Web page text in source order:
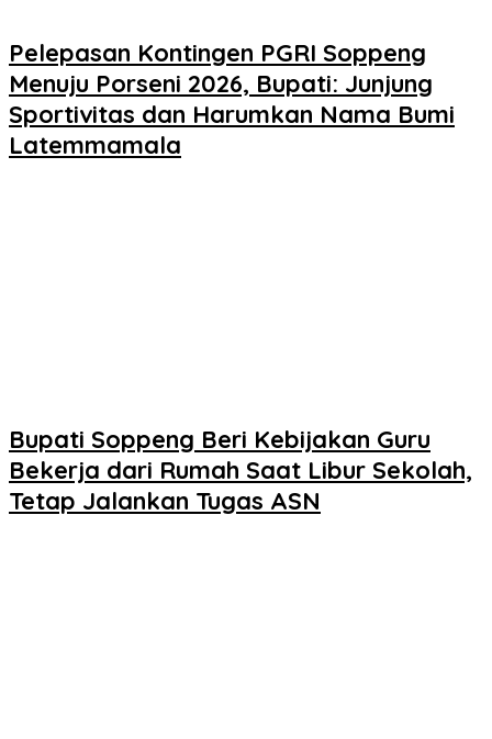
Pelepasan Kontingen PGRI Soppeng
Menuju Porseni 2026, Bupati: Junjung
Sportivitas dan Harumkan Nama Bumi
Latemmamala
Bupati Soppeng Beri Kebijakan Guru
Bekerja dari Rumah Saat Libur Sekolah,
Tetap Jalankan Tugas ASN